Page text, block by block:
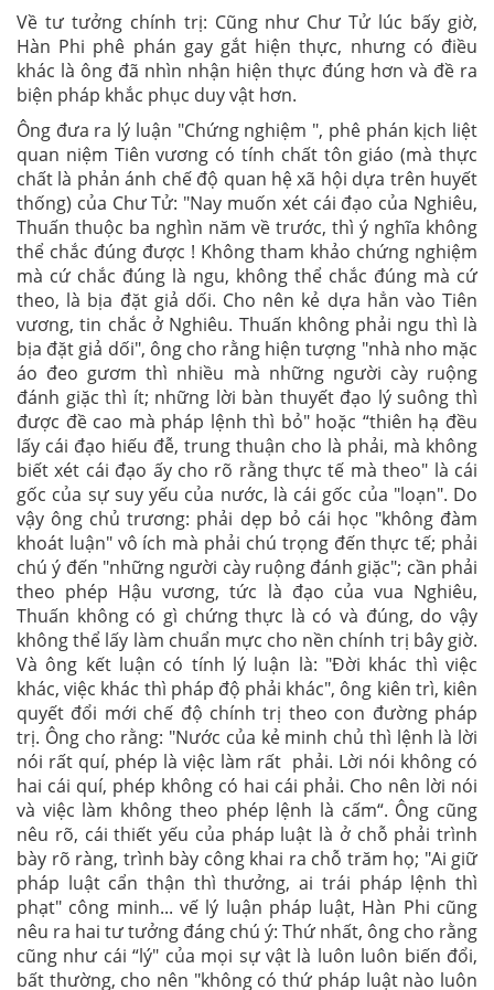
Về tư tưởng chính trị: Cũng như Chư Tử lúc bấy giờ,
Hàn Phi phê phán gay gắt hiện thực, nhưng có điều
khác là ông đã nhìn nhận hiện thực đúng hơn và đề ra
biện pháp khắc phục duy vật hơn.
Ông đưa ra lý luận "Chứng nghiệm ", phê phán kịch liệt
quan niệm Tiên vương có tính chất tôn giáo (mà thực
chất là phản ánh chế độ quan hệ xã hội dựa trên huyết
thống) của Chư Tử: "Nay muốn xét cái đạo của Nghiêu,
Thuấn thuộc ba nghìn năm về trước, thì ý nghĩa không
thể chắc đúng được ! Không tham khảo chứng nghiệm
mà cứ chắc đúng là ngu, không thể chắc đúng mà cứ
theo, là bịa đặt giả dối. Cho nên kẻ dựa hẳn vào Tiên
vương, tin chắc ở Nghiêu. Thuấn không phải ngu thì là
bịa đặt giả dối", ông cho rằng hiện tượng "nhà nho mặc
áo đeo gươm thì nhiều mà những người cày ruộng
đánh giặc thì ít; những lời bàn thuyết đạo lý suông thì
được đề cao mà pháp lệnh thì bỏ" hoặc “thiên hạ đều
lấy cái đạo hiếu đễ, trung thuận cho là phải, mà không
biết xét cái đạo ấy cho rõ rằng thực tế mà theo" là cái
gốc của sự suy yếu của nước, là cái gốc của "loạn". Do
vậy ông chủ trương: phải dẹp bỏ cái học "không đàm
khoát luận" vô ích mà phải chú trọng đến thực tế; phải
chú ý đến "những người cày ruộng đánh giặc"; cần phải
theo phép Hậu vương, tức là đạo của vua Nghiêu,
Thuấn không có gì chứng thực là có và đúng, do vậy
không thể lấy làm chuẩn mực cho nền chính trị bây giờ.
Và ông kết luận có tính lý luận là: "Đời khác thì việc
khác, việc khác thì pháp độ phải khác", ông kiên trì, kiên
quyết đổi mới chế độ chính trị theo con đường pháp
trị. Ông cho rằng: "Nước của kẻ minh chủ thì lệnh là lời
nói rất quí, phép là việc làm rất phải. Lời nói không có
hai cái quí, phép không có hai cái phải. Cho nên lời nói
và việc làm không theo phép lệnh là cấm“. Ông cũng
nêu rõ, cái thiết yếu của pháp luật là ở chỗ phải trình
bày rõ ràng, trình bày công khai ra chỗ trăm họ; "Ai giữ
pháp luật cẩn thận thì thưởng, ai trái pháp lệnh thì
phạt" công minh... vế lý luận pháp luật, Hàn Phi cũng
nêu ra hai tư tưởng đáng chú ý: Thứ nhất, ông cho rằng
cũng như cái “lý" của mọi sự vật là luôn luôn biến đổi,
bất thường, cho nên "không có thứ pháp luật nào luôn